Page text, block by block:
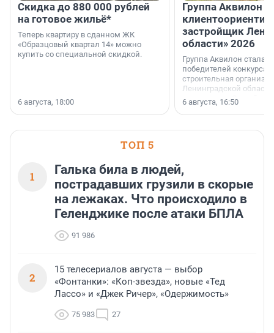
Скидка до 880 000 рублей
на готовое жильё*
Теперь квартиру в сданном ЖК
«Образцовый квартал 14» можно
купить со специальной скидкой.
6 августа, 18:00
Группа Аквилон
застройщик
области» 2026
Группа Аквилон стала
победителей конкурса
строительная
Ленинградской области
номинации «Самый
застройщик
области».
6 августа, 16:50
ТОП 5
1
Галька била в людей,
пострадавших грузили в скорые
на лежаках. Что происходило в
Геленджике после атаки БПЛА
91 986
2
15 телесериалов августа — выбор
«Фонтанки»: «Коп-звезда», новые «Тед
Лассо» и «Джек Ричер», «Одержимость»
75 983 27